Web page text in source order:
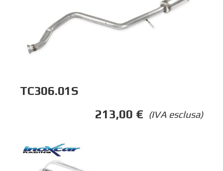
TC306.01S
(IVA esclusa)
213,00 €